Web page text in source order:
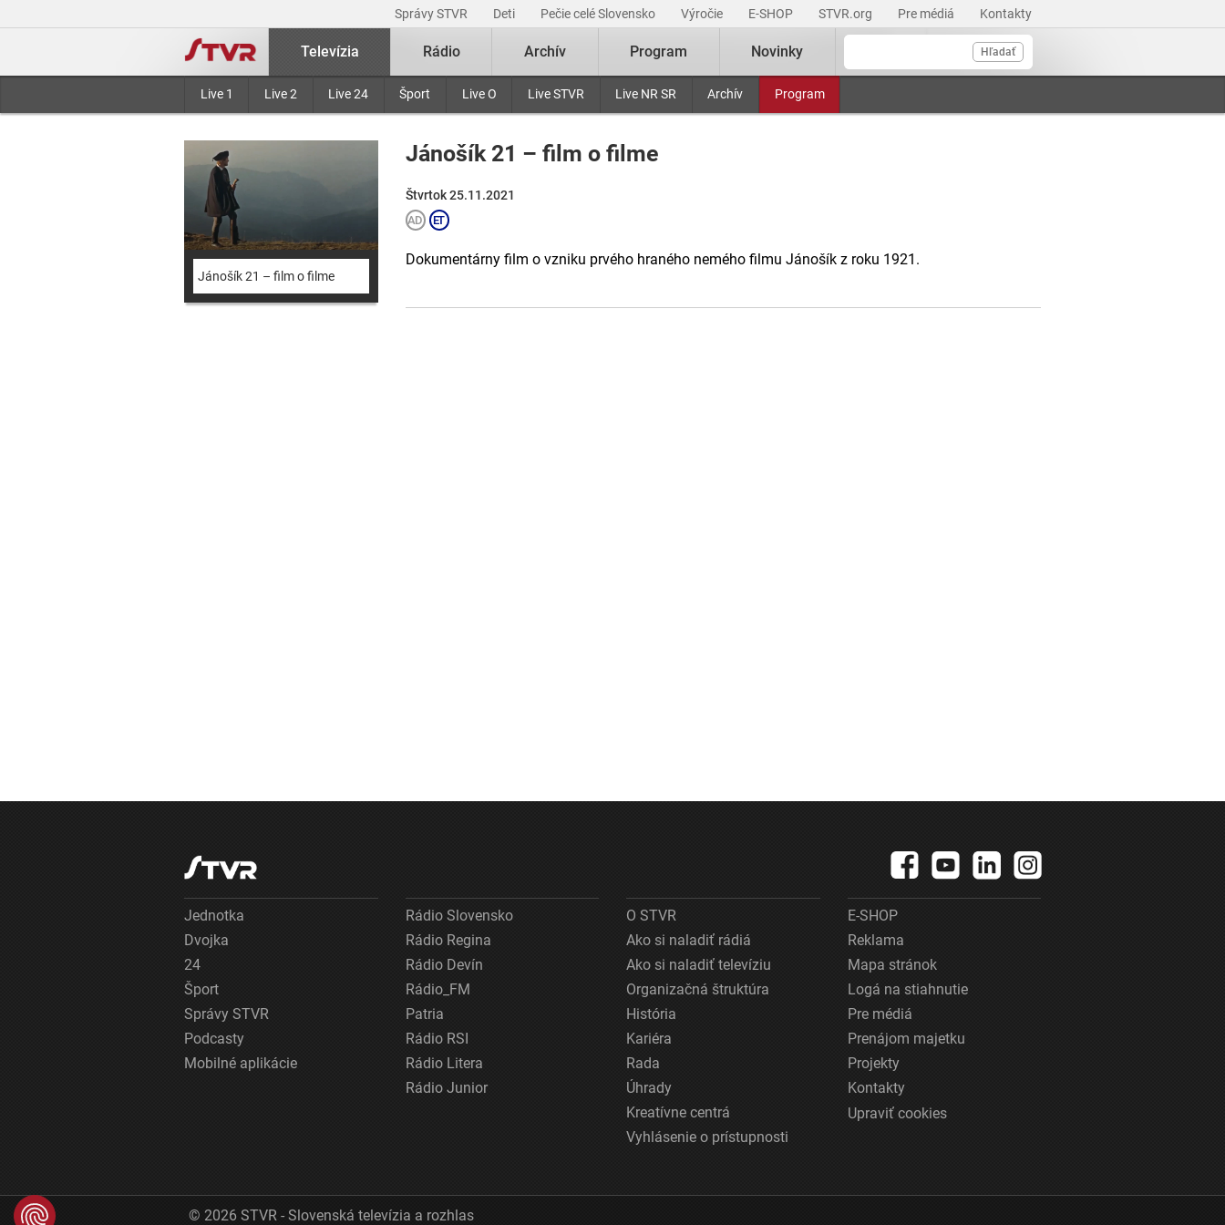
Správy STVR Deti Pečie celé Slovensko Výročie E-SHOP STVR.org Pre médiá Kontakty
Hľadať
Televízia
Live 1 Live 2 Live 24 Šport Live O Live STVR Live NR SR Archív Program
Rádio Archív Program Novinky
Jánošík 21 – film o filme
Jánošík 21 – film o filme
Štvrtok 25.11.2021
Dokumentárny film o vzniku prvého hraného nemého filmu Jánošík z roku 1921.
Jednotka
Dvojka
24
Šport
Správy STVR
Podcasty
Mobilné aplikácie
Rádio Slovensko
Rádio Regina
Rádio Devín
Rádio_FM
Patria
Rádio RSI
Rádio Litera
Rádio Junior
O STVR
Ako si naladiť rádiá
Ako si naladiť televíziu
Organizačná štruktúra
História
Kariéra
Rada
Úhrady
Kreatívne centrá
Vyhlásenie o prístupnosti
E-SHOP
Reklama
Mapa stránok
Logá na stiahnutie
Pre médiá
Prenájom majetku
Projekty
Kontakty
Upraviť cookies
© 2026 STVR - Slovenská televízia a rozhlas